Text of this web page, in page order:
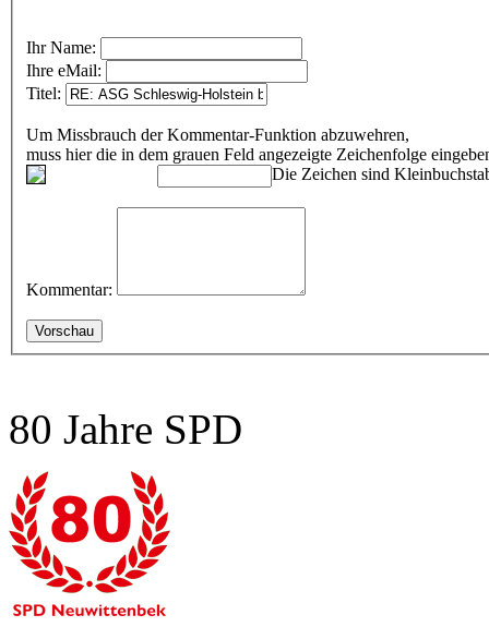
Ihr Name:
Ihre eMail:
Titel:
Um Missbrauch der Kommentar-Funktion abzuwehren,
muss hier die in dem grauen Feld angezeigte Zeichenfolge
Die Zeichen sind
Kommentar:
80 Jahre SPD